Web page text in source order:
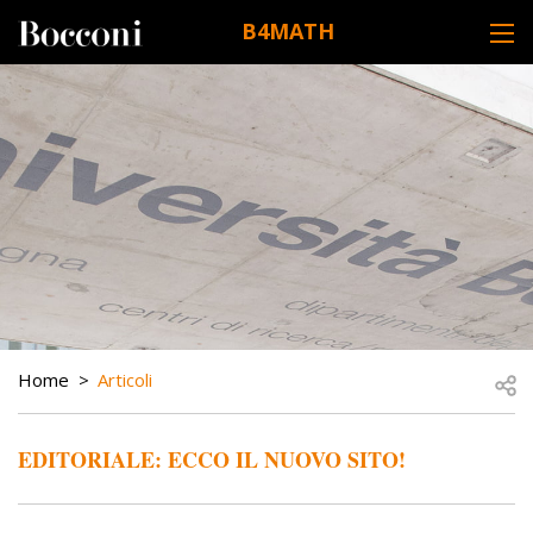
B4MATH
DESK NAVIGATION
BREADCRUMB
Home Articoli
EDITORIALE: ECCO IL NUOVO SITO!